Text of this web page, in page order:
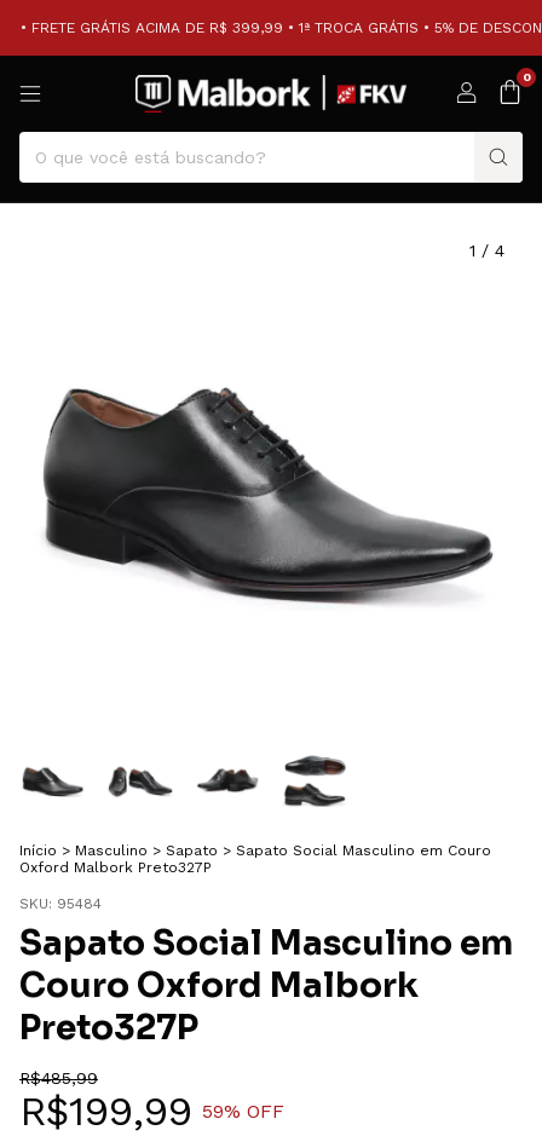
• FRETE GRÁTIS ACIMA DE R$ 399,99 • 1ª TROCA GRÁTIS • 5% DE
0
1 / 4
Início > Masculino > Sapato > Sapato Social Masculino em Couro
Oxford Malbork Preto327P
SKU: 95484
Sapato Social Masculino em
Couro Oxford Malbork
Preto327P
R$485,99
R$199,99 59% OFF